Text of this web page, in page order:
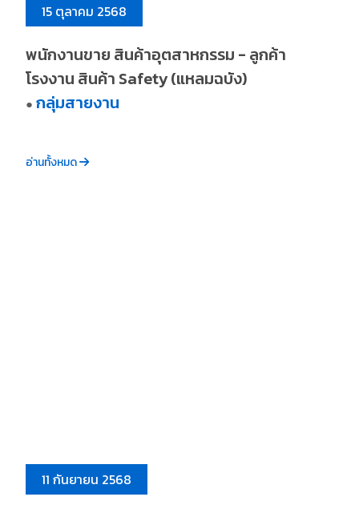
15 ตุลาคม 2568
พนักงานขาย สินค้าอุตสาหกรรม - ลูกค้า
โรงงาน สินค้า Safety (แหลมฉบัง)
● กลุ่มสายงาน
อ่านทั้งหมด
11 กันยายน 2568